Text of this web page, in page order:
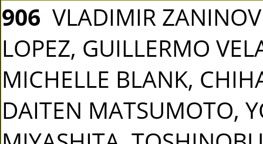
906 VLADIMIR
LOPEZ, GUILLERMO
MICHELLE BLANK,
DAITEN MATSUMOTO,